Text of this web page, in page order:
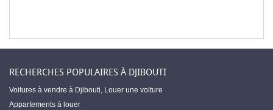
RECHERCHES POPULAIRES À DJIBOUTI
Voitures à vendre à Djibouti, Louer une voiture
Appartements à louer